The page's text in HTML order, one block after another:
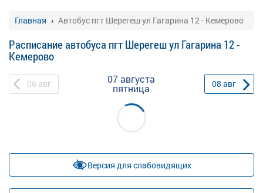
Главная Автобус пгт Шерегеш ул Гагарина 12 - Кемерово
Расписание автобуса пгт Шерегеш ул Гагарина 12 -
Кемерово
06 авг 07 августа
пятница 08 авг
Версия для слабовидящих